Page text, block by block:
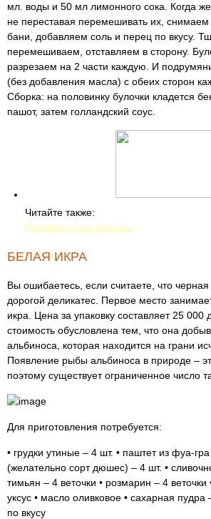
мл. воды и 50 мл лимонного сока. Когда
не переставая перемешивать их, снимаем
бани, добавляем соль и перец по вкусу.
перемешиваем, отставляем в сторону.
разрезаем на 2 части каждую. И
(без добавления масла) с обеих сторон
Сборка: на половинку булочки кладется
пашот, затем голландский соус.
Читайте также:
Перекрестные выпады
БЕЛАЯ ИКРА
Вы ошибаетесь, если считаете, что
дорогой деликатес. Первое место
икра. Цена за упаковку составляет 25
стоимость обусловлена тем, что она
альбиноса, которая находится на грани
Появление рыбы альбиноса в природе –
поэтому существует ограниченное число
Для приготовления потребуется:
• грудки утиные – 4 шт. • паштет из фуа-
(желательно сорт дюшес) – 4 шт. •
тимьян – 4 веточки • розмарин – 4 веточки
уксус • масло оливковое • сахарная пудра
по вкусу